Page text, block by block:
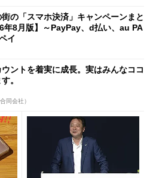
の「スマホ決済」キャンペーンまと
年8月版】～PayPay、d払い、au PA
イ
ントを着実に成長。実はみんなココ
。
同会社）